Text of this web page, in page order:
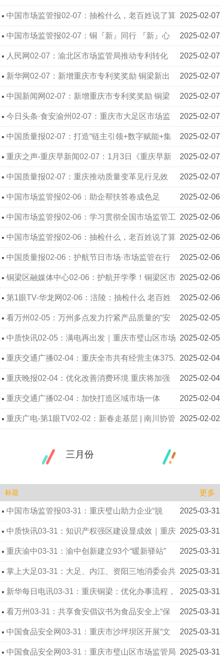
工“节奏”快 特种设备“体检”忙 2025-02-07
中国市场监管报02-07：抽检什么，老百姓说了算
——重庆市涪陵区“你点我检”抽检化妆品侧记 2025-02-07
中国市场监管报02-07：铜『新』同行 『新』心
相印 重庆铜梁开展网约配送员新春走访慰问活动 2025-02-07
人民网02-07：渝北区市场监管局推动专利转化
质押融资占比重庆近两成 2025-02-07
新华网02-07：新增重庆市专利奖奖励 铜梁新出
台知识产权奖补专项政策 2025-02-07
中国新闻网02-07：新增重庆市专利奖奖励 铜梁
新出台知识产权奖补专项政策 2025-02-07
今日头条·食安渝州02-07：重庆市大足区市场监
管局加强窗口效能建设 提升多样化服务水 2025-02-07
中国质量报02-07：打造“链主引领+数字赋能+集
成服务”生态 重庆渝北赋能智能手机制造高质量发展 2025-02-07
重庆之声-重庆早新闻02-07：1月3日《重庆早新
闻》：重庆市“特供酒”清源打链专项行动 2025-02-07
中国质量报02-07：重庆推动质量变革见行见效
制造业质量竞争力指数达90.6 2025-02-06
中国市场监管报02-06：助企帮扶答卷成色足
——重庆市九龙坡区市场监管局优化营商环境推动
高质量发展纪实
2025-02-06
中国市场监管报02-06：学习贯彻全国市场监管工
作会议精神 重庆加快打造区域市场一体化“川渝样
板”
2025-02-06
中国市场监管报02-06：抽检什么，老百姓说了算
——重庆市涪陵区『你点我检』抽检化妆品侧记 2025-02-06
中国质量报02-06：护航节日市场·市场监管在行
动 2025-02-06
铜梁区融媒体中心02-06：护航开学季！铜梁区市
场监管局开展盲盒盲卡专项检查 2025-02-06
第1眼TV-华龙网02-06：涪陵：抽检什么 老百姓
说了算 2025-02-05
看万州02-05：万州多点发力拧紧产品质量的“安
全阀” 2025-02-05
中质快讯02-05：满电再出发｜重庆市璧山区市场
监管局召开2025节后收心工作会 2025-02-04
重庆交通广播02-04：重庆全市共有经营主体375.
5万户，占比近7成都是个体工商户 2025-02-04
重庆晚报02-04：优化改善消费环境 重庆将加强
抖音、小红书等新业态监管 2025-02-04
重庆交通广播02-04：加快打造区域市场一体
化“川渝样板”，今年将出台川渝行政处罚案件评查标 2025-02-02
重庆广电-第1眼TV02-02：新春走基层 | 南川协管
三月份
标题 更多
2025-03-31
中国市场监管报03-31：重庆璧山助力企业“脱
困”护航经济发展 2025-03-31
中质快讯03-31：知识产权强区建设显成效｜重庆
璧山：万人发明专利拥有量渝西第一 2025-03-31
重庆渝中03-31：渝中创新建立93个“暖新驿站”
将“经营时差”转化为“暖心温度” 2025-03-31
掌上大足03-31：大足、内江、资阳三地消委会共
筑成渝地区双城经济圈满意消费环境 2025-03-31
新华每日电讯03-31：重庆铜梁：优化办事流程，
打通服务“堵点” 2025-03-31
看万州03-31：共享食安倡议书为食品安全上“保
险”让“舌尖安全”有保障 2025-03-31
中国食品安全网03-31：重庆市沙坪坝区开展“文
明护餐”联合检查 守护群众“舌尖上的安全” 2025-03-31
中国食品安全网03-31：重庆市璧山区市场监管局